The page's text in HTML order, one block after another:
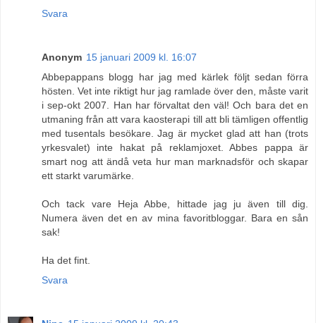
Svara
Anonym 15 januari 2009 kl. 16:07
Abbepappans blogg har jag med kärlek följt sedan förra
hösten. Vet inte riktigt hur jag ramlade över den, måste varit
i sep-okt 2007. Han har förvaltat den väl! Och bara det en
utmaning från att vara kaosterapi till att bli tämligen offentlig
med tusentals besökare. Jag är mycket glad att han (trots
yrkesvalet) inte hakat på reklamjoxet. Abbes pappa är
smart nog att ändå veta hur man marknadsför och skapar
ett starkt varumärke.
Och tack vare Heja Abbe, hittade jag ju även till dig.
Numera även det en av mina favoritbloggar. Bara en sån
sak!
Ha det fint.
Svara